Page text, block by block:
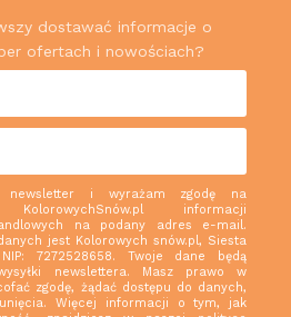
dostawać informacje o
ofertach i nowościach?
newsletter i wyrażam zgodę na
informacji
na podany adres e-mail.
jest Kolorowych snów.pl, Siesta
7272528658. Twoje dane będą
newslettera. Masz prawo w
zgodę, żądać dostępu do danych,
Więcej informacji o tym, jak